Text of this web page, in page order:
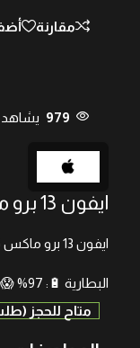
مقارنة
979 يشاهد
ايفون 13 برو ماكس
ايفون 13 برو ماكس 256 جيجا 📱
البطارية 🔋: 97% 😱
متاح للحجز